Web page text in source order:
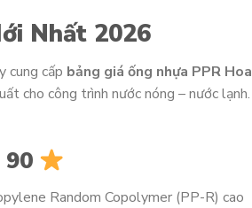
Nhất 2026
cung cấp bảng giá ống nhựa PPR Hoa
cho công trình nước nóng – nước lạnh.
90
Random Copolymer (PP-R) cao